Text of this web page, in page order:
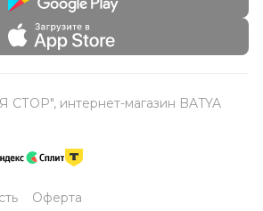
интернет-магазин BATYA
Оферта